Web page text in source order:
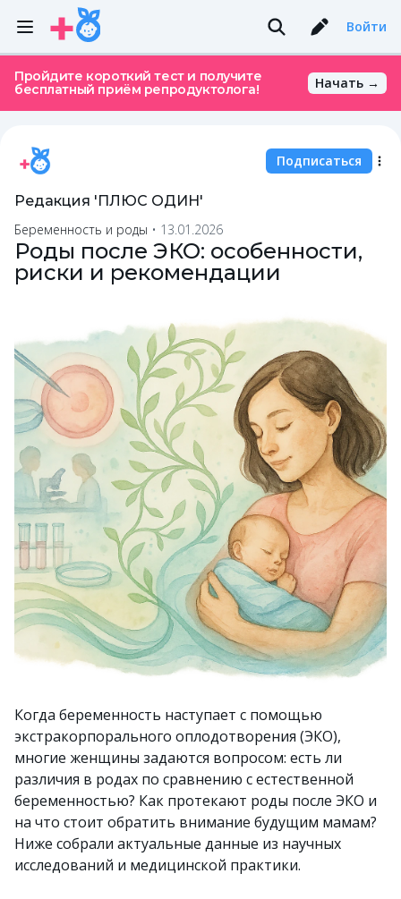
Войти
Пройдите короткий тест и получите
бесплатный приём репродуктолога!
Начать →
Редакция 'ПЛЮС ОДИН'
Подписаться
Беременность и роды • 13.01.2026
Роды после ЭКО: особенности,
риски и рекомендации
Когда беременность наступает с помощью
экстракорпорального оплодотворения (ЭКО),
многие женщины задаются вопросом: есть ли
различия в родах по сравнению с естественной
беременностью? Как протекают роды после ЭКО и
на что стоит обратить внимание будущим мамам?
Ниже собрали актуальные данные из научных
исследований и медицинской практики.